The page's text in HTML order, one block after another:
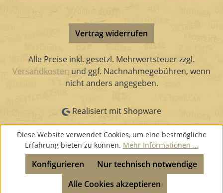
Vertrag widerrufen
Alle Preise inkl. gesetzl. Mehrwertsteuer zzgl.
Versandkosten und ggf. Nachnahmegebühren, wenn
nicht anders angegeben.
Realisiert mit Shopware
Diese Website verwendet Cookies, um eine bestmögliche
Erfahrung bieten zu können. Mehr Informationen ...
Nur technisch notwendige
Konfigurieren
Alle Cookies akzeptieren